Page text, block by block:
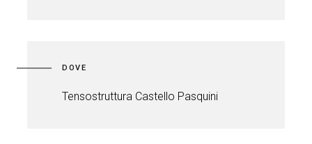
DOVE
Tensostruttura Castello Pasquini